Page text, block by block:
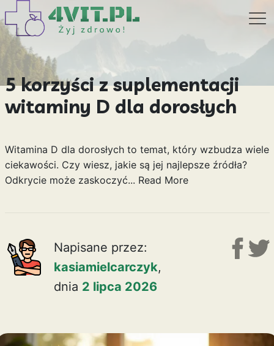
5 korzyści z suplementacji
witaminy D dla dorosłych
Witamina D dla dorosłych to temat, który wzbudza wiele
ciekawości. Czy wiesz, jakie są jej najlepsze źródła?
Odkrycie może zaskoczyć... Read More
Napisane przez:
kasiamielcarczyk,
dnia 2 lipca 2026